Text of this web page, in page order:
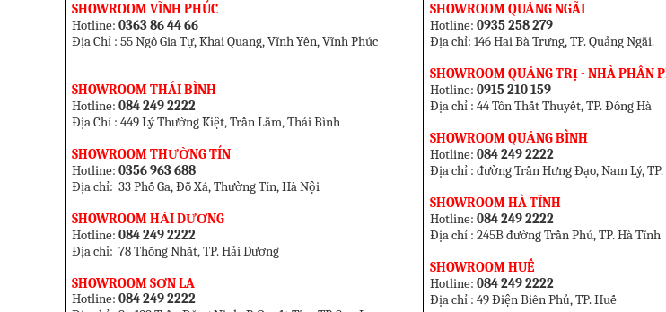
SHOWROOM VĨNH PHÚC
Hotline:0363 86 44 66
Địa Chỉ : 55 Ngô Gia Tự, Khai Quang, Vĩnh Yên, Vĩnh Phúc
SHOWROOM THÁI BÌNH
Hotline:084 249 2222
Địa Chỉ : 449 Lý Thường Kiệt, Trần Lãm, Thái Bình
SHOWROOM THƯỜNG TÍN
Hotline:0356 963 688
Địa chỉ: 33 Phố Ga, Đỗ Xá, Thường Tín, Hà Nội
SHOWROOM HẢI DƯƠNG
Hotline:084 249 2222
Địa chỉ: 78 Thống Nhất, TP. Hải Dương
SHOWROOM SƠN LA
Hotline:084 249 2222
SHOWROOM QUẢNG NGÃI
Hotline:0935 258 279
Địa chỉ: 146 Hai Bà Trưng, TP. Quảng Ngãi.
SHOWROOM QUẢNG TRỊ - NHÀ PHÂN
Hotline:0915 210 159
Địa chỉ : 44 Tôn Thất Thuyết, TP. Đông Hà
SHOWROOM QUẢNG BÌNH
Hotline:084 249 2222
Địa chỉ : đường Trần Hưng Đạo, Nam Lý,
SHOWROOM HÀ TĨNH
Hotline:084 249 2222
Địa chỉ : 245B đường Trần Phú, TP. Hà Tĩnh
SHOWROOM HUẾ
Hotline:084 249 2222
Địa chỉ : 49 Điện Biên Phủ, TP. Huế